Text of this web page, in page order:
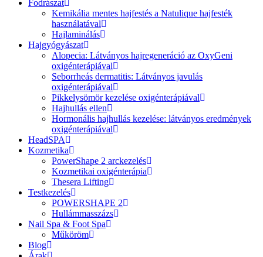
Fodrászat
Kemikália mentes hajfestés a Natulique hajfesték
használatával
Hajlaminálás
Hajgyógyászat
Alopecia: Látványos hajregeneráció az OxyGeni
oxigénterápiával
Seborrheás dermatitis: Látványos javulás
oxigénterápiával
Pikkelysömör kezelése oxigénterápiával
Hajhullás ellen
Hormonális hajhullás kezelése: látványos eredmények
oxigénterápiával
HeadSPA
Kozmetika
PowerShape 2 arckezelés
Kozmetikai oxigénterápia
Thesera Lifting
Testkezelés
POWERSHAPE 2
Hullámmasszázs
Nail Spa & Foot Spa
Műköröm
Blog